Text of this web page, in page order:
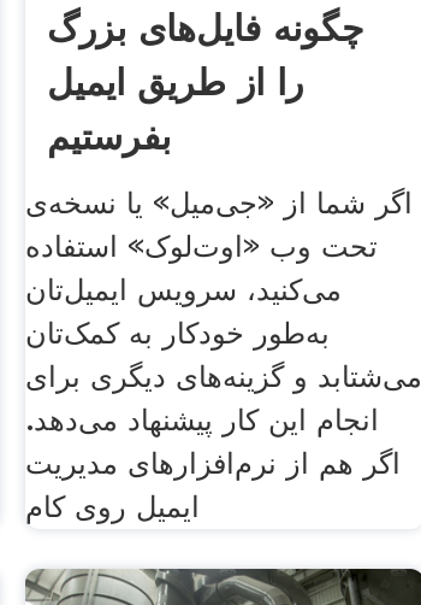
چگونه فایل‌های بزرگ
را از طریق ایمیل
بفرستیم
اگر شما از «جی‌میل» یا نسخه‌ی
تحت وب «اوت‌لوک» استفاده
می‌کنید، سرویس ایمیل‌تان
به‌طور خودکار به کمک‌تان
می‌شتابد و گزینه‌های دیگری برای
انجام این کار پیشنهاد می‌دهد.
اگر هم از نرم‌افزارهای مدیریت
ایمیل روی کام